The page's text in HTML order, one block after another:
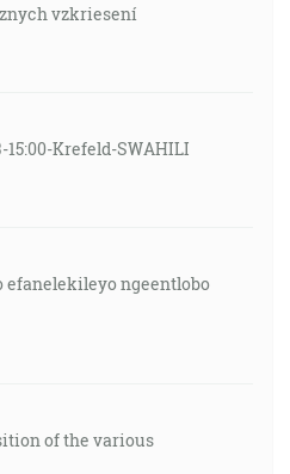
vzkriesení
15:00-Krefeld-SWAHILI
efanelekileyo ngeentlobo
of the various